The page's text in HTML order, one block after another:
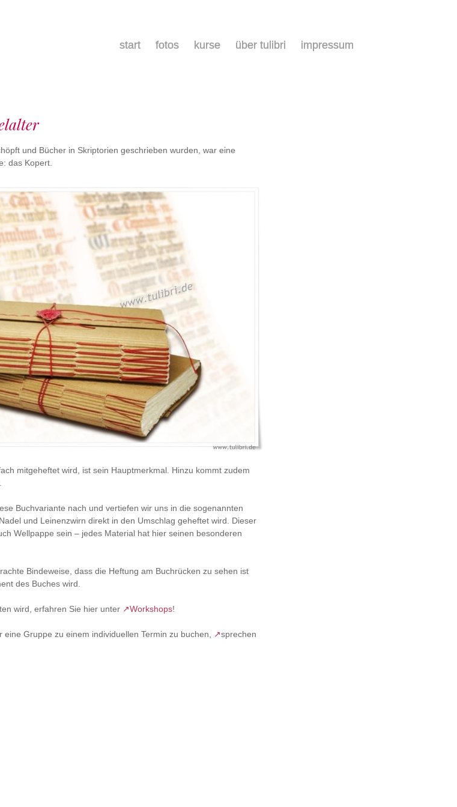
start fotos kurse über tulibri impressum
und Bücher in Skriptorien geschrieben wurden, war eine
das Kopert.
mitgeheftet wird, ist sein Hauptmerkmal. Hinzu kommt zudem
Buchvariante nach und vertiefen wir uns in die sogenannten
und Leinenzwirn direkt in den Umschlag geheftet wird. Dieser
Wellpappe sein – jedes Material hat hier seinen besonderen
Bindeweise, dass die Heftung am Buchrücken zu sehen ist
des Buches wird.
wird, erfahren Sie hier unter ↗Workshops!
Gruppe zu einem individuellen Termin zu buchen, ↗sprechen